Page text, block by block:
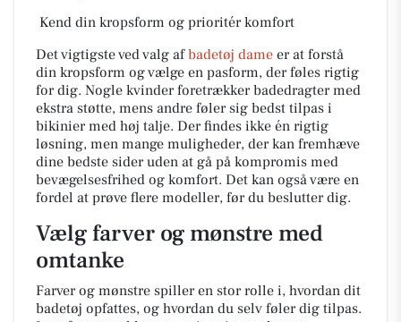
Kend din kropsform og prioritér komfort
Det vigtigste ved valg afbadetøj dame er at forstå
din kropsform og vælge en pasform, der føles rigtig
for dig. Nogle kvinder foretrækker badedragter med
ekstra støtte, mens andre føler sig bedst tilpas i
bikinier med høj talje. Der findes ikke én rigtig
løsning, men mange muligheder, der kan fremhæve
dine bedste sider uden at gå på kompromis med
bevægelsesfrihed og komfort. Det kan også være en
fordel at prøve flere modeller, før du beslutter dig.
Vælg farver og mønstre med
omtanke
Farver og mønstre spiller en stor rolle i, hvordan dit
badetøj opfattes, og hvordan du selv føler dig tilpas.